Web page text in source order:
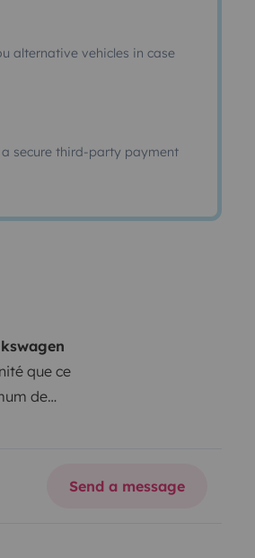
alternative vehicles in case
secure third-party payment
que ce
de
Send a message